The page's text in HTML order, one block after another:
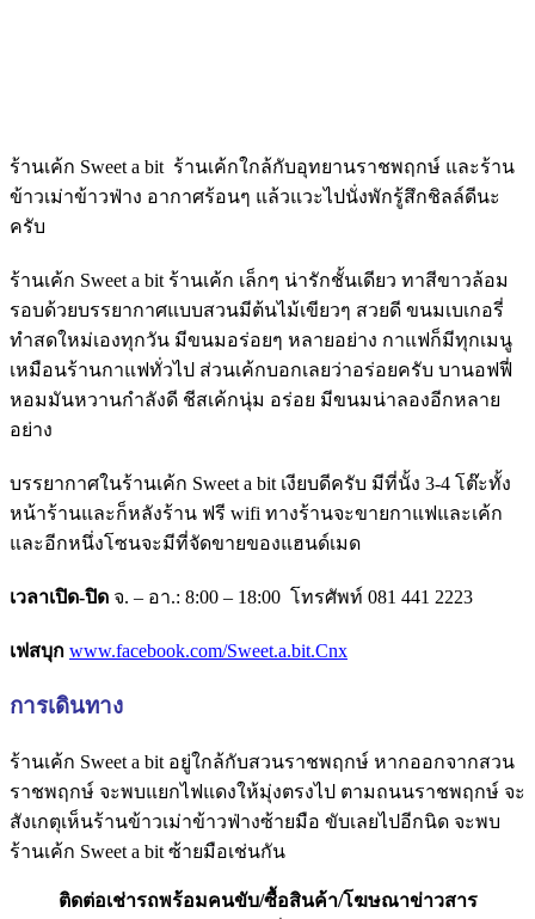
ร้านเค้ก Sweet a bit ร้านเค้กใกล้กับอุทยานราชพฤกษ์ และร้าน
ข้าวเม่าข้าวฟ่าง อากาศร้อนๆ แล้วแวะไปนั่งพักรู้สึกชิลล์ดีนะ
ครับ
ร้านเค้ก Sweet a bit ร้านเค้ก เล็กๆ น่ารักชั้นเดียว ทาสีขาวล้อม
รอบด้วยบรรยากาศแบบสวนมีต้นไม้เขียวๆ สวยดี ขนมเบเกอรี่
ทำสดใหม่เองทุกวัน มีขนมอร่อยๆ หลายอย่าง กาแฟก็มีทุกเมนู
เหมือนร้านกาแฟทั่วไป ส่วนเค้กบอกเลยว่าอร่อยครับ บานอฟฟี่
หอมมันหวานกำลังดี ชีสเค้กนุ่ม อร่อย มีขนมน่าลองอีกหลาย
อย่าง
บรรยากาศในร้านเค้ก Sweet a bit เงียบดีครับ มีที่นั้ง 3-4 โต๊ะทั้ง
หน้าร้านและก็หลังร้าน ฟรี wifi ทางร้านจะขายกาแฟและเค้ก
และอีกหนึ่งโซนจะมีที่จัดขายของแฮนด์เมด
เวลาเปิด-ปิด จ. – อา.: 8:00 – 18:00 โทรศัพท์ 081 441 2223
เฟสบุก www.facebook.com/Sweet.a.bit.Cnx
การเดินทาง
ร้านเค้ก Sweet a bit อยู่ใกล้กับสวนราชพฤกษ์ หากออกจากสวน
ราชพฤกษ์ จะพบแยกไฟแดงให้มุ่งตรงไป ตามถนนราชพฤกษ์ จะ
สังเกตุเห็นร้านข้าวเม่าข้าวฟ่างซ้ายมือ ขับเลยไปอีกนิด จะพบ
ร้านเค้ก Sweet a bit ซ้ายมือเช่นกัน
ติดต่อเช่ารถพร้อมคนขับ/ซื้อสินค้า/โฆษณาข่าวสาร